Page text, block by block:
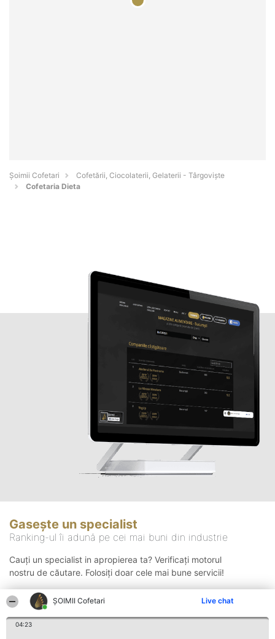
ȘOIMII Cofetari Live chat
04:23
Șoimii Cofetari
Cofetării, Ciocolaterii, Gelaterii - Târgovişte
Cofetaria Dieta
Gasește un specialist
Ranking-ul îi adună pe cei mai buni din industrie
Cauți un specialist in apropierea ta? Verificați motorul
nostru de căutare. Folosiți doar cele mai bune servicii!